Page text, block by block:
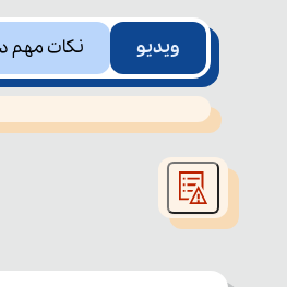
ویدیو نکات مهم
This
is
window.